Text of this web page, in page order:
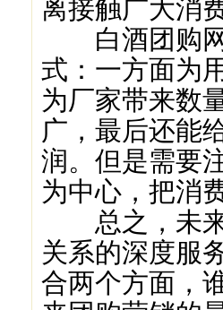
离接触广大消
白酒团购网
式：一方面为
为厂家带来数
广，最后还能
润。但是需要
为中心，把消
总之，未来
关系的深度服
合两个方面，